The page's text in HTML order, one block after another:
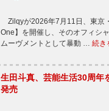
Zilqyが2026年7月11日、東京
One】を開催し、そのオフィシ
ムーヴメントとして暴動 … 続き
生田斗真、芸能生活30周年
発売